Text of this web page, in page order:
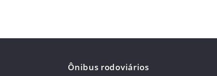
Ônibus rodoviários